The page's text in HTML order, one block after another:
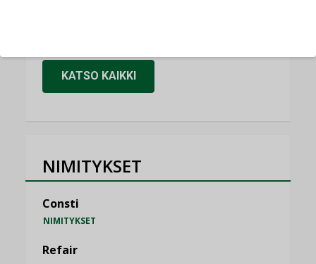
KATSO KAIKKI
NIMITYKSET
Consti
NIMITYKSET
Refair